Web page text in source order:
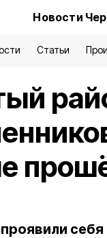
Новости
Статьи